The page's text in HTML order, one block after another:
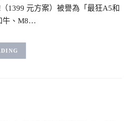
1399 元方案）被譽為「最狂A5和
牛、M8…